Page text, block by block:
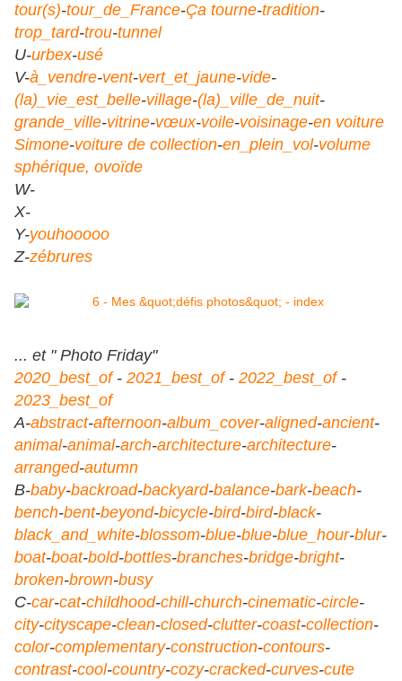
tour(s)-tour_de_France-Ça tourne-tradition-
trop_tard-trou-tunnel
U-urbex-usé
V-à_vendre-vent-vert_et_jaune-vide-
(la)_vie_est_belle-village-(la)_ville_de_nuit-
grande_ville-vitrine-vœux-voile-voisinage-en voiture
Simone-voiture de collection-en_plein_vol-volume
sphérique, ovoïde
W-
X-
Y-youhooooo
Z-zébrures
... et " Photo Friday"
2020_best_of- 2021_best_of - 2022_best_of-
2023_best_of
A-abstract-afternoon-album_cover-aligned-ancient-
animal-animal-arch-architecture-architecture-
arranged-autumn
B-baby-backroad-backyard-balance-bark-beach-
bench-bent-beyond-bicycle-bird-bird-black-
black_and_white-blossom-blue-blue-blue_hour-blur-
boat-boat-bold-bottles-branches-bridge-bright-
broken-brown-busy
C-car-cat-childhood-chill-church-cinematic-circle-
city-cityscape-clean-closed-clutter-coast-collection-
color-complementary-construction-contours-
contrast-cool-country-cozy-cracked-curves-cute